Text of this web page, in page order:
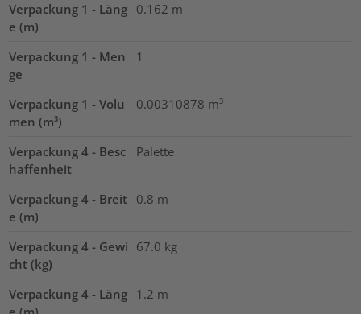
Verpackung 1 - Läng
e (m)
0.162 m
Verpackung 1 - Men
ge
1
Verpackung 1 - Volu
men (m³)
0.00310878 m³
Verpackung 4 - Besc
haffenheit
Palette
Verpackung 4 - Breit
e (m)
0.8 m
Verpackung 4 - Gewi
cht (kg)
67.0 kg
Verpackung 4 - Läng 1.2 m